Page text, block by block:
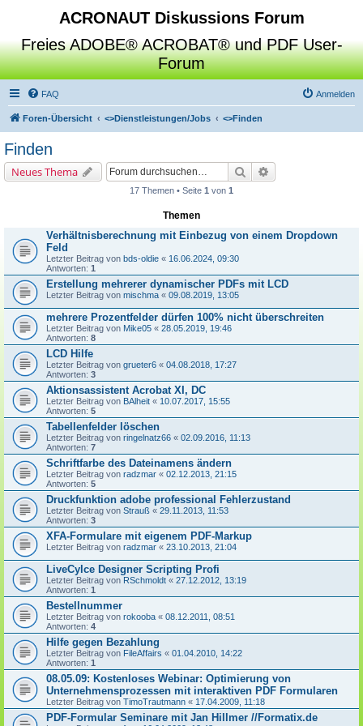
ACRONAUT Diskussions Forum
Freies ADOBE® ACROBAT® und PDF User-
Forum
FAQ Anmelden
Foren-Übersicht <>Dienstleistungen/Jobs <>Finden
Finden
Neues Thema Suche
17 Themen • Seite 1 von 1
Themen
Verhältnisberechnung mit Einbezug von einem Dropdown
Feld
Letzter Beitrag von bds-oldie « 16.06.2024, 09:30
Antworten: 1
Erstellung mehrerer dynamischer PDFs mit LCD
Letzter Beitrag von mischma « 09.08.2019, 13:05
mehrere Prozentfelder dürfen 100% nicht überschreiten
Letzter Beitrag von Mike05 « 28.05.2019, 19:46
Antworten: 8
LCD Hilfe
Letzter Beitrag von grueter6 « 04.08.2018, 17:27
Antworten: 3
Aktionsassistent Acrobat XI, DC
Letzter Beitrag von BAlheit « 10.07.2017, 15:55
Antworten: 5
Tabellenfelder löschen
Letzter Beitrag von ringelnatz66 « 02.09.2016, 11:13
Antworten: 7
Schriftfarbe des Dateinamens ändern
Letzter Beitrag von radzmar « 02.12.2013, 21:15
Antworten: 5
Druckfunktion adobe professional Fehlerzustand
Letzter Beitrag von Strauß « 29.11.2013, 11:53
Antworten: 3
XFA-Formulare mit eigenem PDF-Markup
Letzter Beitrag von radzmar « 23.10.2013, 21:04
LiveCylce Designer Scripting Profi
Letzter Beitrag von RSchmoldt « 27.12.2012, 13:19
Antworten: 1
Bestellnummer
Letzter Beitrag von rokooba « 08.12.2011, 08:51
Antworten: 4
Hilfe gegen Bezahlung
Letzter Beitrag von FileAffairs « 01.04.2010, 14:22
Antworten: 1
08.05.09: Kostenloses Webinar: Optimierung von
Unternehmensprozessen mit interaktiven PDF Formularen
Letzter Beitrag von TimoTrautmann « 17.04.2009, 11:18
PDF-Formular Seminare mit Jan Hillmer //Formatix.de